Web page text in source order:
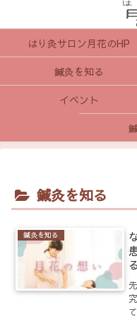
はり灸サロン月花のHP
鍼灸を知る
イベント
鍼灸を知る
鍼灸を知る